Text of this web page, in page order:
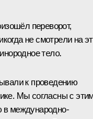
переворот,
не смотрели на
тело.
к проведению
Мы согласны с
в международно-